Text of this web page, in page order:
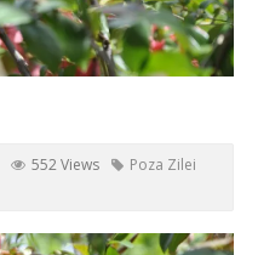
552 Views
Poza Zilei